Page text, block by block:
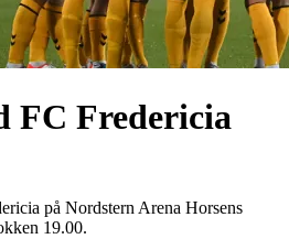
FC Fredericia
på Nordstern Arena Horsens
19.00.